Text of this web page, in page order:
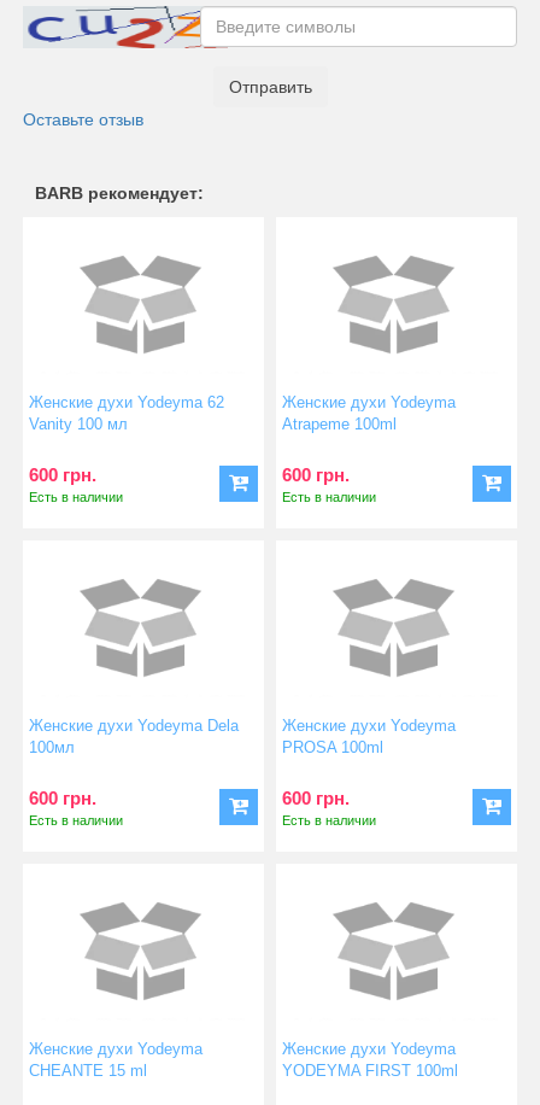
Отправить
Оставьте отзыв
BARB рекомендует:
Женские духи Yodeyma 62
Vanity 100 мл
600 грн.
Есть в наличии
Женские духи Yodeyma
Atrapeme 100ml
600 грн.
Есть в наличии
Женские духи Yodeyma Dela
100мл
600 грн.
Есть в наличии
Женские духи Yodeyma
PROSA 100ml
600 грн.
Есть в наличии
Женские духи Yodeyma
CHEANTE 15 ml
Женские духи Yodeyma
YODEYMA FIRST 100ml